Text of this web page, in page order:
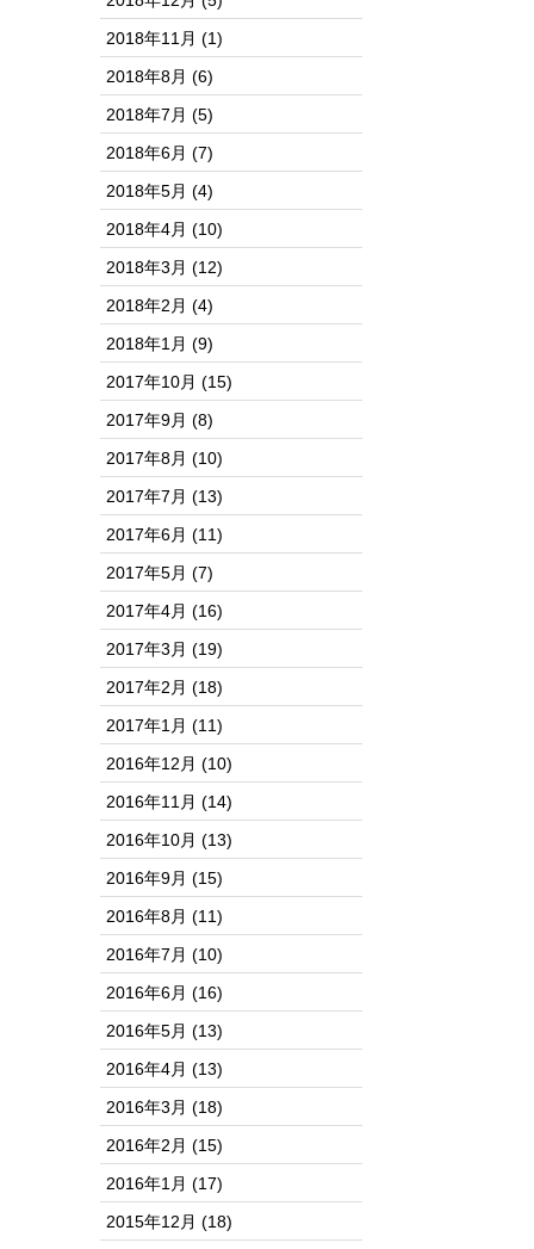
2018年11月 (1)
2018年8月 (6)
2018年7月 (5)
2018年6月 (7)
2018年5月 (4)
2018年4月 (10)
2018年3月 (12)
2018年2月 (4)
2018年1月 (9)
2017年10月 (15)
2017年9月 (8)
2017年8月 (10)
2017年7月 (13)
2017年6月 (11)
2017年5月 (7)
2017年4月 (16)
2017年3月 (19)
2017年2月 (18)
2017年1月 (11)
2016年12月 (10)
2016年11月 (14)
2016年10月 (13)
2016年9月 (15)
2016年8月 (11)
2016年7月 (10)
2016年6月 (16)
2016年5月 (13)
2016年4月 (13)
2016年3月 (18)
2016年2月 (15)
2016年1月 (17)
2015年12月 (18)